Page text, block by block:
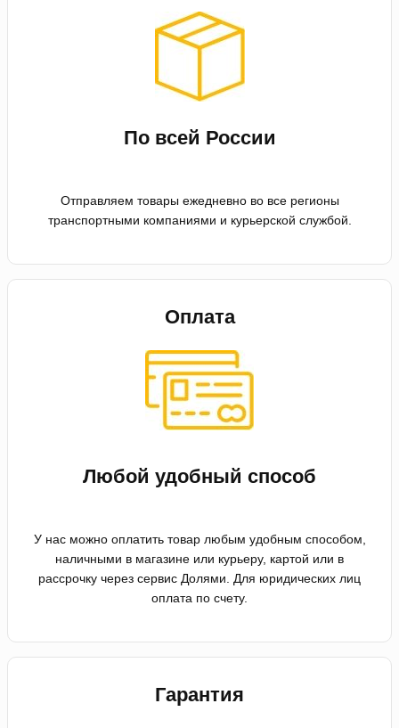
По всей России
Отправляем товары ежедневно во все регионы
транспортными компаниями и курьерской службой.
Оплата
Любой удобный способ
У нас можно оплатить товар любым удобным способом,
наличными в магазине или курьеру, картой или в
рассрочку через сервис Долями. Для юридических лиц
оплата по счету.
Гарантия